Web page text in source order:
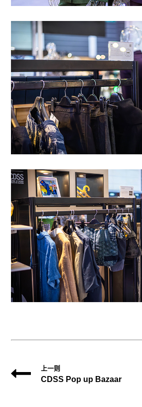
上一则
CDSS Pop up Bazaar